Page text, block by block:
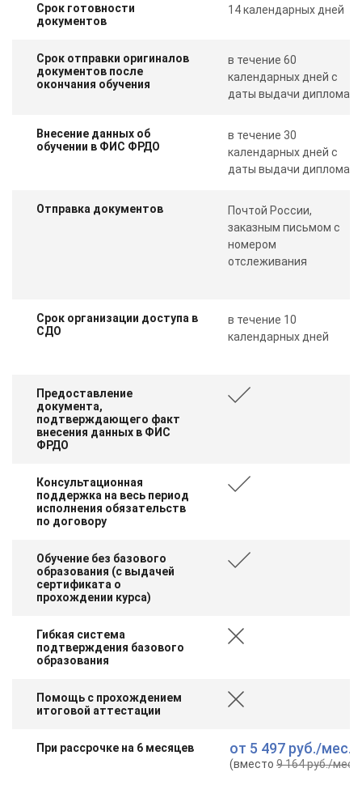
Срок готовности
документов
14 календарных дней
Срок отправки оригиналов
документов после
окончания обучения
в течение 60
календарных дней с
даты выдачи диплома
Внесение данных об
обучении в ФИС ФРДО
в течение 30
календарных дней с
даты выдачи диплома
Отправка документов
Почтой России,
заказным письмом с
номером
отслеживания
Срок организации доступа в
СДО
в течение 10
календарных дней
Предоставление
документа,
подтверждающего факт
внесения данных в ФИС
ФРДО
Консультационная
поддержка на весь период
исполнения обязательств
по договору
Обучение без базового
образования (с выдачей
сертификата о
прохождении курса)
Гибкая система
подтверждения базового
образования
Помощь с прохождением
итоговой аттестации
При рассрочке на 6 месяцев от 5 497 руб./мес.
(вместо9 164 руб./мес.